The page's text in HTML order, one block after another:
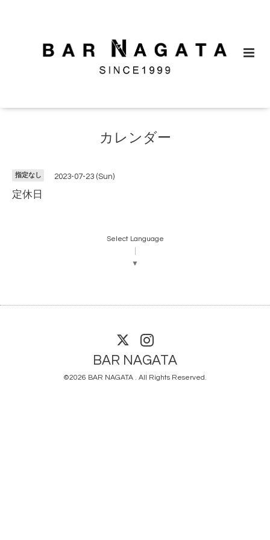
カレンダー
指定なし 2023-07-23 (Sun)
定休日
Select Language
▼
BAR NAGATA
©2026 BAR NAGATA . All Rights Reserved.